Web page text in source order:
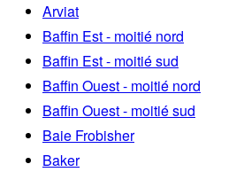
Arviat
Baffin Est - moitié nord
Baffin Est - moitié sud
Baffin Ouest - moitié nord
Baffin Ouest - moitié sud
Baie Frobisher
Baker